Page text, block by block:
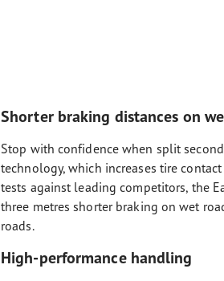
Shorter braking distances on
Stop with confidence when split
technology, which increases tire
tests against leading competitors, the
three metres shorter braking on wet
roads.
High-performance handling